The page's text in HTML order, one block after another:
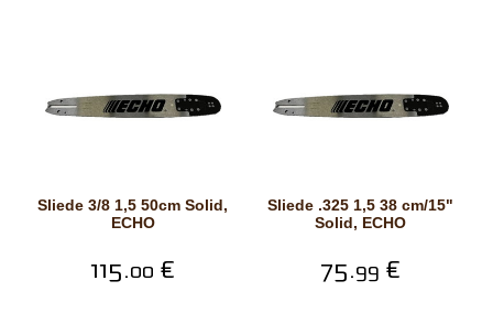
Sliede 3/8 1,5 50cm Solid,
ECHO
115.00 €
Sliede .325 1,5 38 cm/15"
Solid, ECHO
75.99 €